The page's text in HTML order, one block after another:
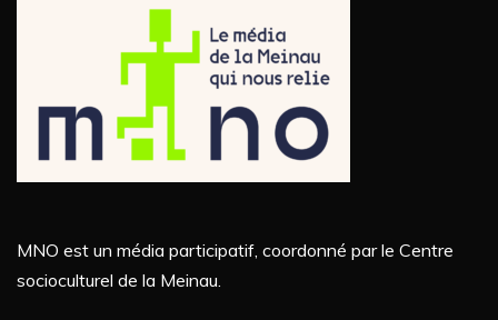
MNO est un média participatif, coordonné par le Centre
socioculturel de la Meinau.